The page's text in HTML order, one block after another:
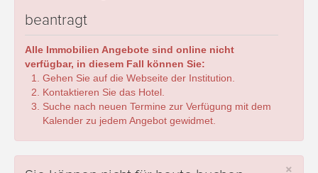
beantragt
Alle Immobilien Angebote sind online nicht
verfügbar, in diesem Fall können Sie:
Gehen Sie auf die Webseite der Institution.
Kontaktieren Sie das Hotel.
Suche nach neuen Termine zur Verfügung mit dem
Kalender zu jedem Angebot gewidmet.
×